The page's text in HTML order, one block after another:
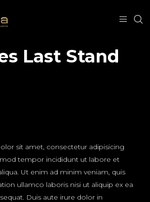
Last Stand
sit amet, consectetur adipisicing
tempor incididunt ut labore et
Ut enim ad minim veniam, quis
ullamco laboris nisi ut aliquip ex ea
Duis aute irure dolor in